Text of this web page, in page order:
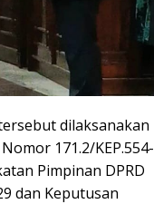
dilaksanakan
171.2/KEP.554-
Pimpinan DPRD
dan Keputusan